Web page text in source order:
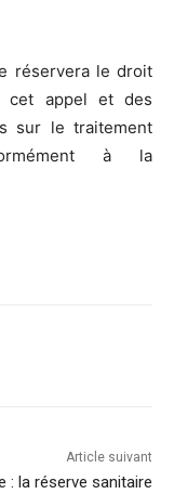
réservera le droit
cet appel et des
sur le traitement
à la
Article suivant
: la réserve sanitaire